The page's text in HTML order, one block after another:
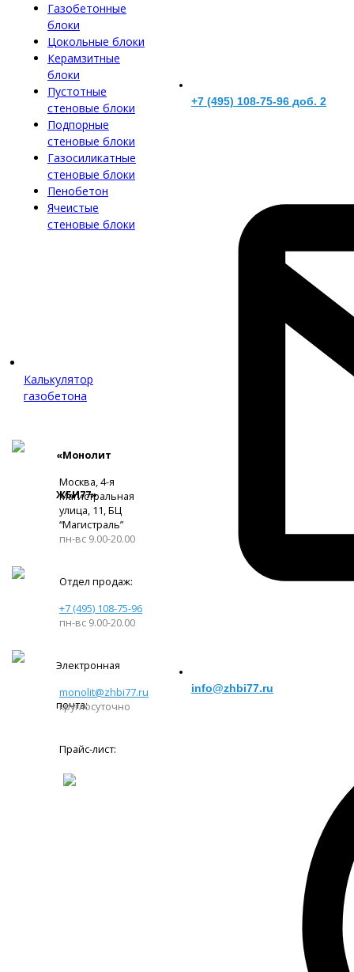
Газобетонные
блоки
Цокольные блоки
Керамзитные
блоки
Пустотные
стеновые блоки
Подпорные
стеновые блоки
Газосиликатные
стеновые блоки
Пенобетон
Ячеистые
стеновые блоки
Калькулятор
газобетона
«Монолит
ЖБИ77»
Москва, 4-я
Магистральная
улица, 11, ​БЦ
“Магистраль”
пн-вс 9.00-20.00
Отдел продаж:
+7 (495) 108-75-96
пн-вс 9.00-20.00
Электронная
почта:
monolit@zhbi77.ru
круглосуточно
Прайс-лист:
+7 (495) 108-75-96 доб. 2
info@zhbi77.ru